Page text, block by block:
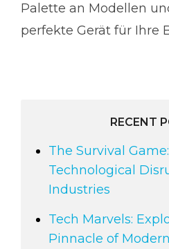
Palette an Modellen
perfekte Gerät für Ihre
RECENT
The Survival
Technological
Industries
Tech Marvels:
Pinnacle of